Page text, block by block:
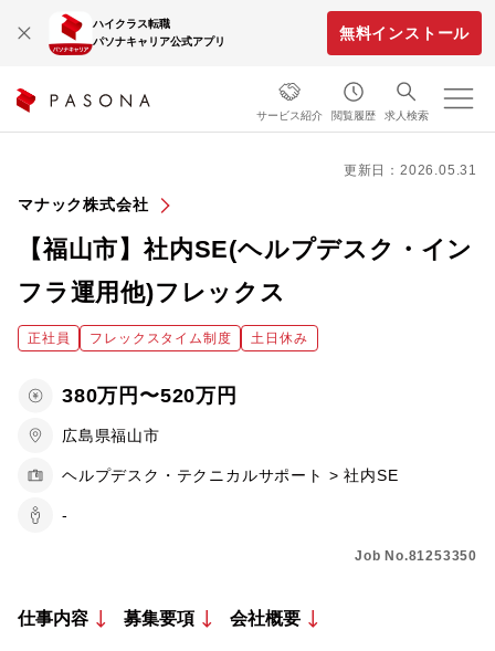
ハイクラス転職
パソナキャリア公式アプリ
無料インストール
サービス紹介 閲覧履歴 求人検索
更新日：2026.05.31
マナック株式会社
【福山市】社内SE(ヘルプデスク・イン
フラ運用他)フレックス
正社員 フレックスタイム制度 土日休み
380万円〜520万円
広島県福山市
ヘルプデスク・テクニカルサポート > 社内SE
-
Job No.81253350
仕事内容 募集要項 会社概要